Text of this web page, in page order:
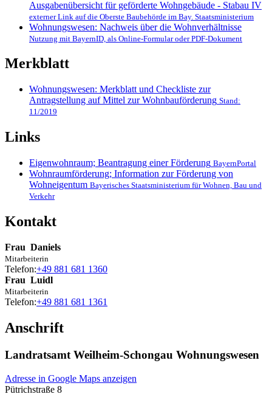
Ausgabenübersicht für geförderte Wohngebäude - Stabau IV
externer Link auf die Oberste Baubehörde im Bay. Staatsministerium
Wohnungswesen: Nachweis über die Wohnverhältnisse
Nutzung mit BayernID, als Online-Formular oder PDF-Dokument
Merkblatt
Wohnungswesen: Merkblatt und Checkliste zur
Antragstellung auf Mittel zur Wohnbauförderung Stand:
11/2019
Links
Eigenwohnraum; Beantragung einer Förderung BayernPortal
Wohnraumförderung; Information zur Förderung von
Wohneigentum Bayerisches Staatsministerium für Wohnen, Bau und
Verkehr
Kontakt
Frau Daniels
Mitarbeiterin
Telefon:+49 881 681 1360
Frau Luidl
Mitarbeiterin
Telefon:+49 881 681 1361
Anschrift
Landratsamt Weilheim-Schongau Wohnungswesen
Adresse in Google Maps anzeigen
Pütrichstraße 8